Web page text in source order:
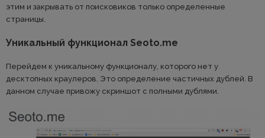
этим и закрывать от поисковиков только определенные
страницы.
Уникальный функционал Seoto.me
Перейдем к уникальному функционалу, которого нет у
десктопных краулеров. Это определение частичных дублей. В
данном случае привожу скриншот с полными дублями.